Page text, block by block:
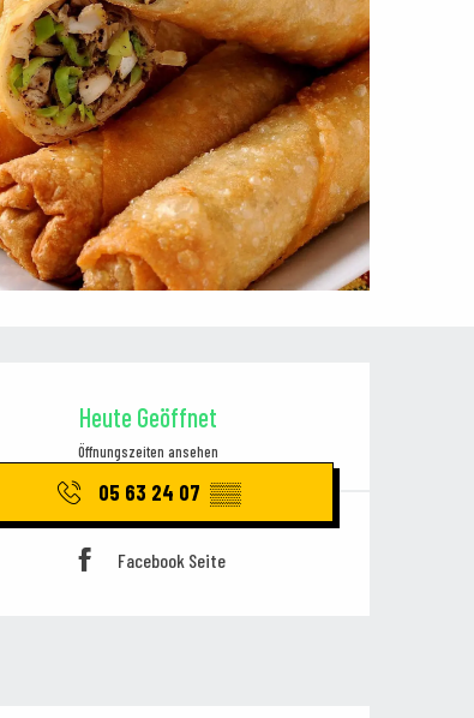
Heute Geöffnet
Öffnungszeiten ansehen
05 63 24 07 ▒▒
Facebook Seite